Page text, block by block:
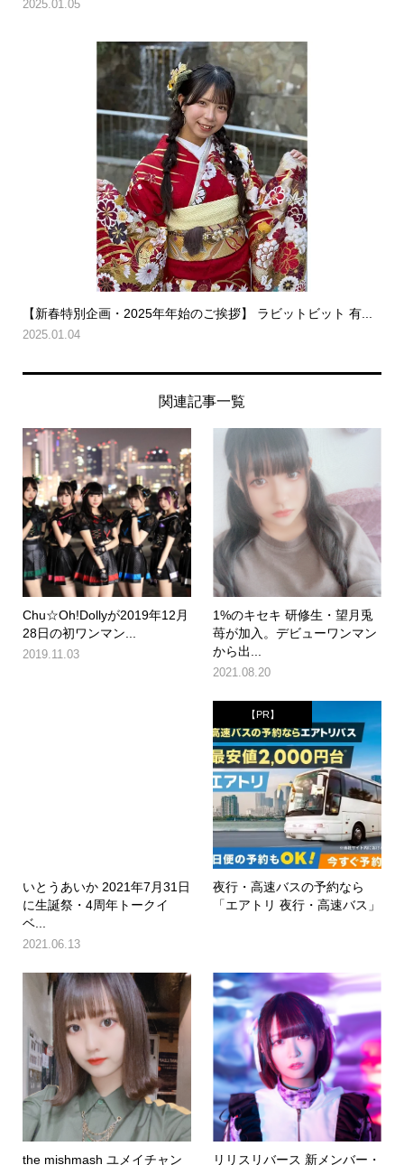
2025.01.05
【新春特別企画・2025年年始のご挨拶】 ラビットビット 有...
2025.01.04
関連記事一覧
Chu☆Oh!Dollyが2019年12月
28日の初ワンマン...
2019.11.03
1%のキセキ 研修生・望月兎
苺が加入。デビューワンマン
から出...
2021.08.20
いとうあいか 2021年7月31日
に生誕祭・4周年トークイ
ベ...
2021.06.13
【PR】
夜行・高速バスの予約なら
「エアトリ 夜行・高速バス」
the mishmash ユメイチャン
リリスリバース 新メンバー・